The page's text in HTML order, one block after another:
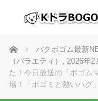
ホーム パクボゴム最新
（バラエティ） , 2026年2
た！今日放送の「ボゴム
場！「ボゴミと熱いハグ」